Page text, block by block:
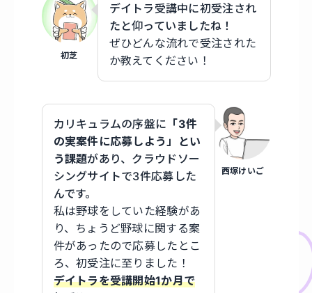
初芝
デイトラ受講中に初受注され
たと仰っていましたね！
ぜひどんな流れで受注された
か教えてください！
西塚けいご
カリキュラムの序盤に 「3件
の実案件に応募しよう」とい
う課題があり、クラウドソー
シングサイトで3件応募した
んです。
私は野球をしていた経験があ
り、ちょうど野球に関する案
件があったので応募したとこ
ろ、初受注に至りました！
デイトラを受講開始1か月で